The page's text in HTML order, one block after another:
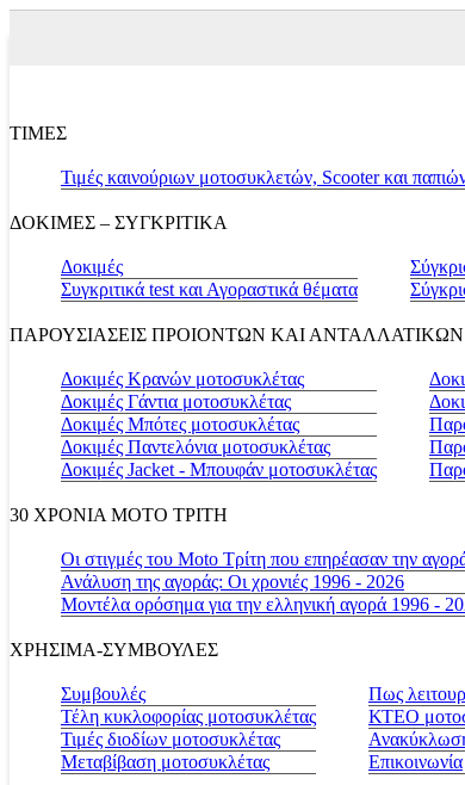
ΤΙΜΕΣ
Τιμές καινούριων μοτοσυκλετών, Scooter και
ΔΟΚΙΜΕΣ – ΣΥΓΚΡΙΤΙΚΑ
Δοκιμές
Συγκριτικά test και Αγοραστικά θέματα
ΠΑΡΟΥΣΙΑΣΕΙΣ ΠΡΟΙΟΝΤΩΝ ΚΑΙ ΑΝΤΑΛΛΑΤΙΚΩΝ
Δοκιμές Κρανών μοτοσυκλέτας
Δοκιμές Γάντια μοτοσυκλέτας
Δοκιμές Μπότες μοτοσυκλέτας
Δοκιμές Παντελόνια μοτοσυκλέτας
Δοκιμές Jacket - Μπουφάν μοτοσυκλέτας
30 ΧΡΟΝΙΑ MOTO ΤΡΙΤΗ
Οι στιγμές του Moto Τρίτη που επηρέασαν την
Ανάλυση της αγοράς: Οι χρονιές 1996 - 2026
Μοντέλα ορόσημα για την ελληνική αγορά 1996 -
ΧΡΗΣΙΜΑ-ΣΥΜΒΟΥΛΕΣ
Συμβουλές
Τέλη κυκλοφορίας μοτοσυκλέτας
Τιμές διοδίων μοτοσυκλέτας
Μεταβίβαση μοτοσυκλέτας
Πως
ΚΤΕΟ
Επικοινωνία